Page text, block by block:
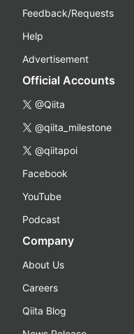
Feedback/Requests
Help
Advertisement
Official Accounts
@Qiita
@qiita_milestone
@qiitapoi
Facebook
YouTube
Podcast
Company
About Us
Careers
Qiita Blog